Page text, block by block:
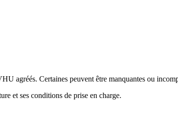
agréés. Certaines peuvent être manquantes ou
et ses conditions de prise en charge.